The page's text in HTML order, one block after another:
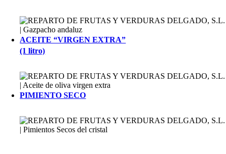
ACEITE “VIRGEN EXTRA”
(1 litro)
PIMIENTO SECO